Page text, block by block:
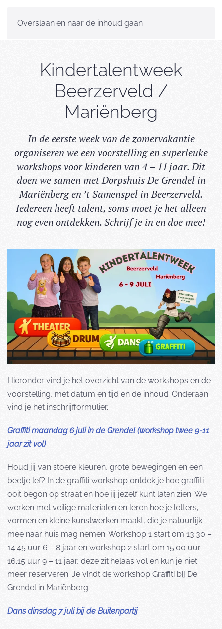
Overslaan en naar de inhoud gaan
Kindertalentweek
Beerzerveld /
Mariënberg
In de eerste week van de zomervakantie
organiseren we een voorstelling en superleuke
workshops voor kinderen van 4 – 11 jaar. Dit
doen we samen met Dorpshuis De Grendel in
Mariënberg en ’t Samenspel in Beerzerveld.
Iedereen heeft talent, soms moet je het alleen
nog even ontdekken. Schrijf je in en doe mee!
Hieronder vind je het overzicht van de workshops en de
voorstelling, met datum en tijd en de inhoud. Onderaan
vind je het inschrijfformulier.
Graffiti maandag 6 juli in de Grendel (workshop twee 9-11
jaar zit vol)
Houd jij van stoere kleuren, grote bewegingen en een
beetje lef? In de graffiti workshop ontdek je hoe graffiti
ooit begon op straat en hoe jij jezelf kunt laten zien. We
werken met veilige materialen en leren hoe je letters,
vormen en kleine kunstwerken maakt, die je natuurlijk
mee naar huis mag nemen. Workshop 1 start om 13.30 –
14.45 uur 6 – 8 jaar en workshop 2 start om 15.00 uur –
16.15 uur 9 – 11 jaar, deze zit helaas vol en kun je niet
meer reserveren. Je vindt de workshop Graffiti bij De
Grendel in Mariënberg.
Dans dinsdag 7 juli bij de Buitenpartij